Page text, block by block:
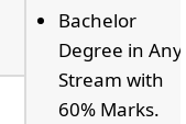
Bachelor
Degree in Any
Stream with
60% Marks.